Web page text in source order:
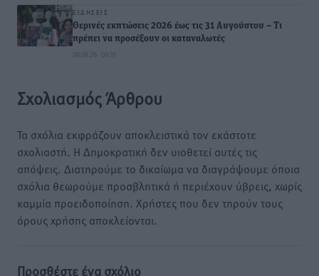
ΕΙΔΉΣΕΙΣ
Θερινές εκπτώσεις 2026 έως τις 31 Αυγούστου – Τι
πρέπει να προσέξουν οι καταναλωτές
08.08.26 · 09:31
Σχολιασμός Άρθρου
Τα σχόλια εκφράζουν αποκλειστικά τον εκάστοτε
σχολιαστή. Η Δημοκρατική δεν υιοθετεί αυτές τις
απόψεις. Διατηρούμε το δικαίωμα να διαγράψουμε όποια
σχόλια θεωρούμε προσβλητικά ή περιέχουν ύβρεις, χωρίς
καμμία προειδοποίηση. Χρήστες που δεν τηρούν τους
όρους χρήσης αποκλείονται.
Προσθέστε ένα σχόλιο